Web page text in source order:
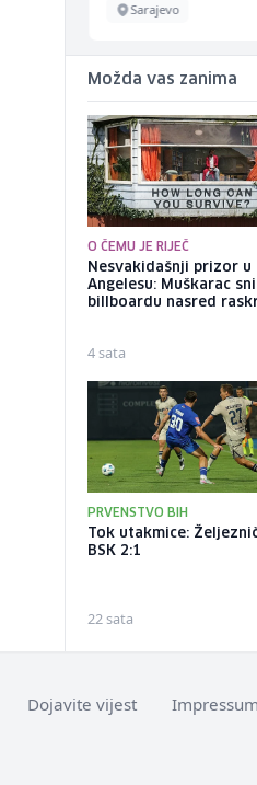
Sarajevo
Možda vas zanima
O ČEMU JE RIJEČ
Nesvakidašnji prizor u
Angelesu: Muškarac
billboardu nasred
4 sata
PRVENSTVO BIH
Tok utakmice:
BSK 2:1
22 sata
Dojavite vijest Impressum